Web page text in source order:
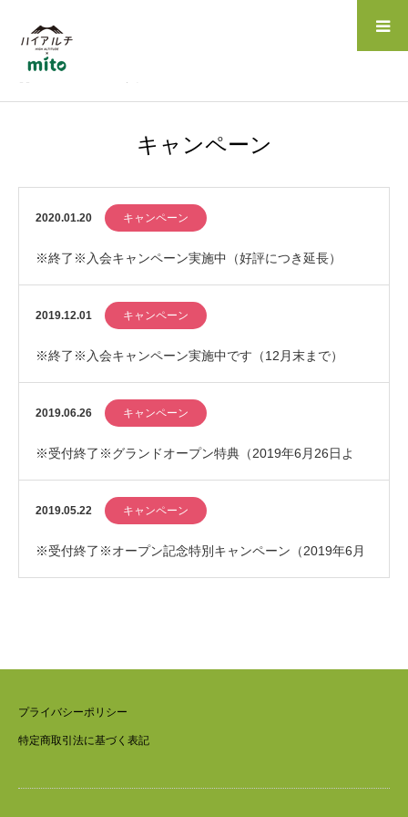
ホーム
キャンペーン
2020.01.20 キャンペーン
※終了※入会キャンペーン実施中（好評につき延長）
2019.12.01 キャンペーン
※終了※入会キャンペーン実施中です（12月末まで）
2019.06.26 キャンペーン
※受付終了※グランドオープン特典（2019年6月26日よ
り）
2019.05.22 キャンペーン
※受付終了※オープン記念特別キャンペーン（2019年6月
プライバシーポリシー
特定商取引法に基づく表記